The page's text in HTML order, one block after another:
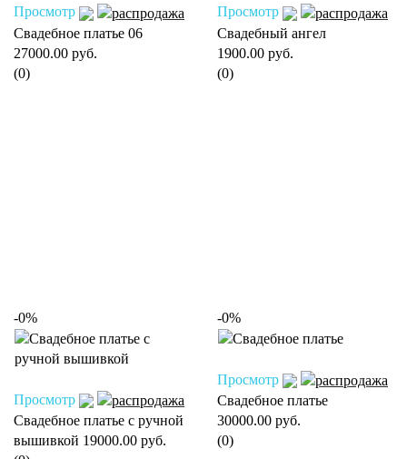
Просмотр
Свадебное платье 06
27000.00 руб.
(0)
Просмотр
Свадебный ангел
1900.00 руб.
(0)
-0%
Просмотр
Свадебное платье с ручной
вышивкой 19000.00 руб.
-0%
Просмотр
Свадебное платье
30000.00 руб.
(0)